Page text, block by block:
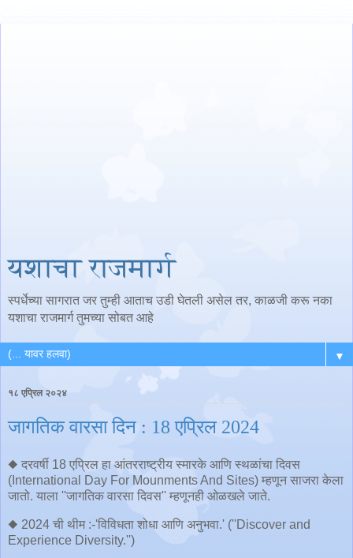
यशाचा राजमार्ग
स्पर्धेच्या सागरात जर तुम्ही आताच उडी घेतली असेल तर, काळजी करू नका
यशाचा राजमार्ग तुमच्या सोबत आहे
▼
१८ एप्रिल २०२४
जागतिक वारसा दिन : 18 एप्रिल 2024
◆ दरवर्षी 18 एप्रिल हा आंतरराष्ट्रीय स्मारके आणि स्थळांचा दिवस
(International Day For Mounments And Sites) म्हणून साजरा केला
जातो. याला ''जागतिक वारसा दिवस'' म्हणूनही ओळखले जाते.
◆ 2024 ची थीम :-'विविधता शोधा आणि अनुभवा.' (''Discover and
Experience Diversity.'')